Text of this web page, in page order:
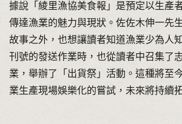
據說「綾里漁協美食報」是預定以生產
傳達漁業的魅力與現狀。佐佐木伸一先
故事之外，也想讓讀者知道漁業少為人
刊號的發送作業時，也從讀者中召集了
業，舉辦了「出貨祭」活動。這種將至
業生產現場娛樂化的嘗試，未來將持續